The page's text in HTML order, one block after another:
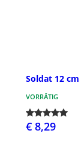
Soldat 12
VORRÄTIG
€ 8,29